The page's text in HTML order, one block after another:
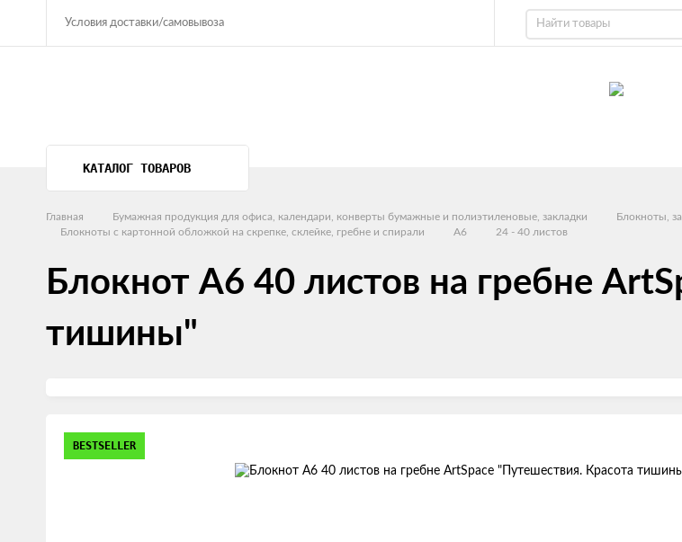
Условия доставки/самовывоза
КАТАЛОГ ТОВАРОВ
Главная Бумажная продукция для офиса, календари, конверты бумажные и полиэтиленовые, закладки Блокноты,
Блокноты с картонной обложкой на скрепке, склейке, гребне и спирали
A6 24 - 40 листов
Блокнот А6 40 листов на гребне
тишины"
товаров
BESTSELLER